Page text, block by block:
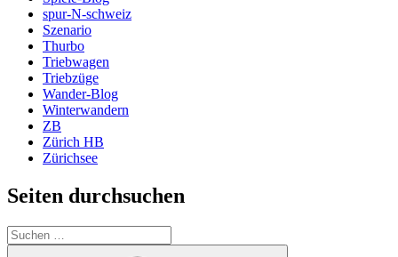
spur-N-schweiz
Szenario
Thurbo
Triebwagen
Triebzüge
Wander-Blog
Winterwandern
ZB
Zürich HB
Zürichsee
Seiten durchsuchen
Suchen
nach: